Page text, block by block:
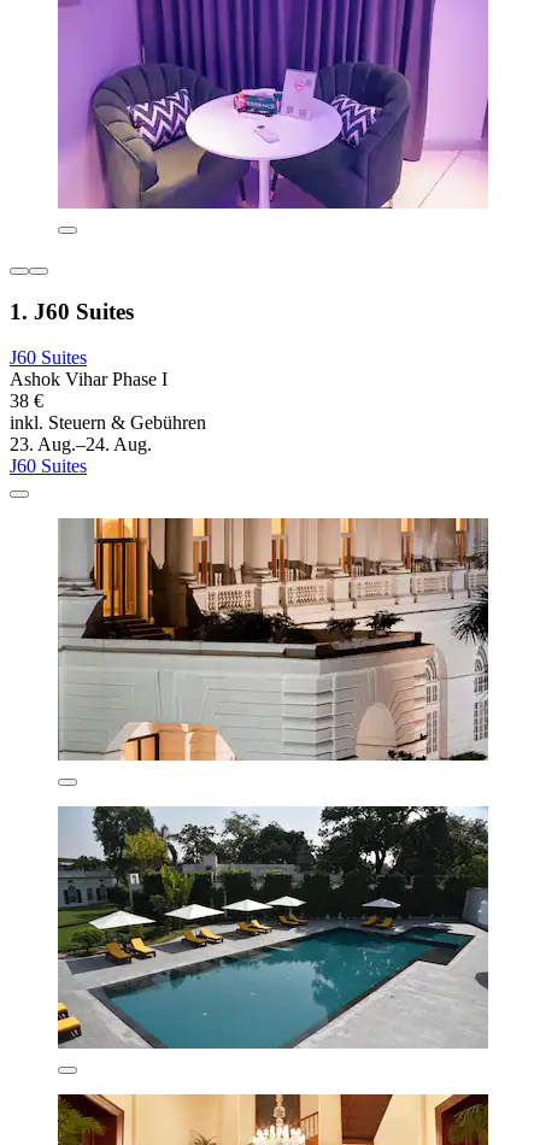
1. J60 Suites
J60 Suites
Ashok Vihar Phase I
38 €
inkl. Steuern & Gebühren
23. Aug.–24. Aug.
J60 Suites